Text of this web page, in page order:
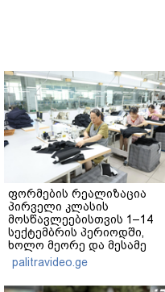
ფორმების რეალიზაცია
პირველი კლასის
მოსწავლეებისთვის 1–14
სექტემბრის პერიოდში,
ხოლო მეორე და მესამე
ეტაპებზე...
palitravideo.ge